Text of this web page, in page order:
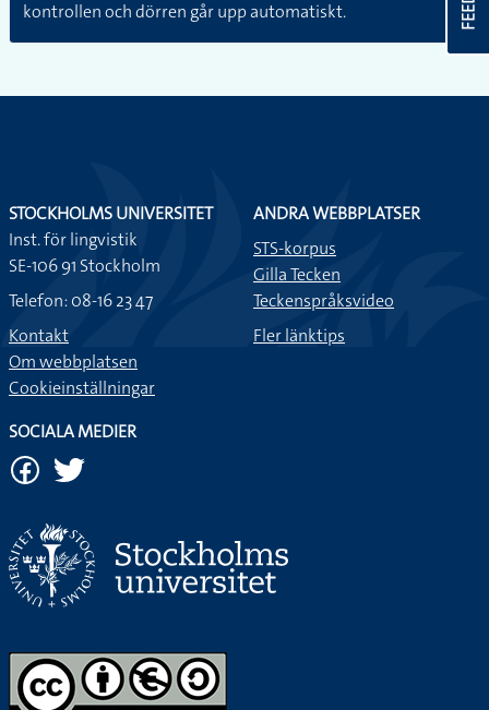
kontrollen och dörren går upp automatiskt.
STOCKHOLMS UNIVERSITET
Inst. för lingvistik
SE-106 91 Stockholm
Telefon: 08-16 23 47
Kontakt
Om webbplatsen
Cookieinställningar
ANDRA WEBBPLATSER
STS-korpus
Gilla Tecken
Teckenspråksvideo
Fler länktips
SOCIALA MEDIER